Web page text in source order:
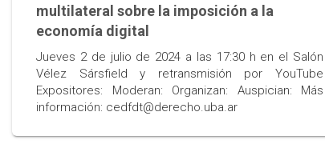
multilateral sobre la imposición a la
economía digital
Jueves 2 de julio de 2024 a las 17:30 h en el Salón
Vélez Sársfield y retransmisión por YouTube
Expositores: Moderan: Organizan: Auspician: Más
información: cedfdt@derecho.uba.ar